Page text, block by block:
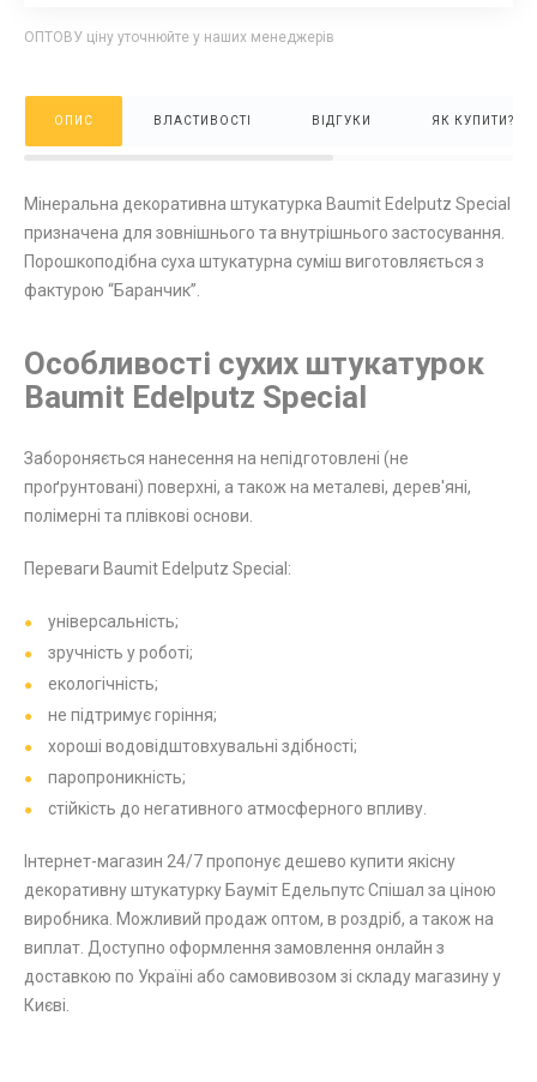
ОПТОВУ ціну уточнюйте у наших менеджерів
ОПИС ВЛАСТИВОСТІ ВІДГУКИ ЯК КУПИТИ?
Мінеральна декоративна штукатурка Baumit Edelputz Special
призначена для зовнішнього та внутрішнього застосування.
Порошкоподібна суха штукатурна суміш виготовляється з
фактурою “Баранчик”.
Особливості сухих штукатурок
Baumit Edelputz Special
Забороняється нанесення на непідготовлені (не
проґрунтовані) поверхні, а також на металеві, дерев'яні,
полімерні та плівкові основи.
Переваги Baumit Edelputz Special:
універсальність;
зручність у роботі;
екологічність;
не підтримує горіння;
хороші водовідштовхувальні здібності;
паропроникність;
стійкість до негативного атмосферного впливу.
Інтернет-магазин 24/7 пропонує дешево купити якісну
декоративну штукатурку Бауміт Едельпутс Спішал за ціною
виробника. Можливий продаж оптом, в роздріб, а також на
виплат. Доступно оформлення замовлення онлайн з
доставкою по Україні або самовивозом зі складу магазину у
Києві.